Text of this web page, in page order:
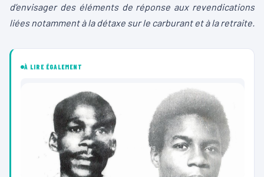
d’envisager des éléments de réponse aux revendications
liées notamment à la détaxe sur le carburant et à la retraite.
À LIRE ÉGALEMENT